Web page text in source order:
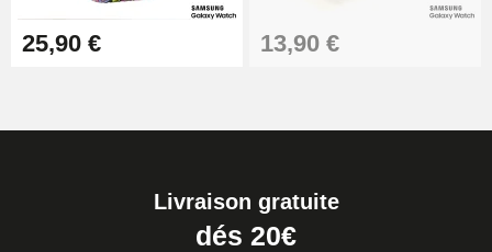
Diamètre 1,50 mm - 8 à 25 mm
Extracteur de Bracelet de
Montre Facile
25,90 € 13,90 €
Livraison gratuite
dés 20€